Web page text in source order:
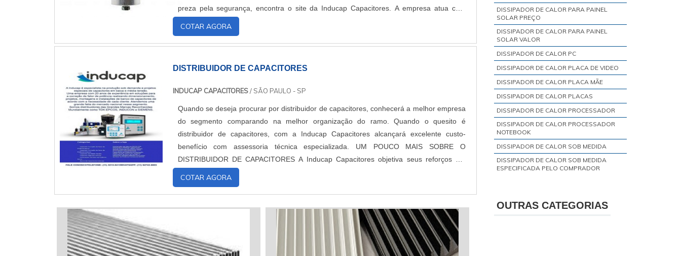
preza pela segurança, encontra o site da Inducap Capacitores. A empresa atua com
controlador de fator de potência 06 saídas e f...
COTAR AGORA
DISTRIBUIDOR DE CAPACITORES
INDUCAP CAPACITORES/ SÃO PAULO - SP
Quando se deseja procurar por distribuidor de capacitores, conhecerá a melhor empresa
do segmento comparando na melhor organização do ramo. Quando o quesito é
distribuidor de capacitores, com a Inducap Capacitores alcançará excelente custo-
benefício com assessoria técnica especializada. UM POUCO MAIS SOBRE O
DISTRIBUIDOR DE CAPACITORES A Inducap Capacitores objetiva seus reforços em
oferecer aos clientes uma estrutura com escritório d...
COTAR AGORA
DISSIPADOR DE CALOR PARA PAINEL
SOLAR PREÇO
DISSIPADOR DE CALOR PARA PAINEL
SOLAR VALOR
DISSIPADOR DE CALOR PC
DISSIPADOR DE CALOR PLACA DE VIDEO
DISSIPADOR DE CALOR PLACA MÃE
DISSIPADOR DE CALOR PLACAS
DISSIPADOR DE CALOR PROCESSADOR
DISSIPADOR DE CALOR PROCESSADOR
NOTEBOOK
DISSIPADOR DE CALOR SOB MEDIDA
DISSIPADOR DE CALOR SOB MEDIDA
ESPECIFICADA PELO COMPRADOR
DISSIPADOR PARA AMPLIFICADOR
OUTRAS CATEGORIAS